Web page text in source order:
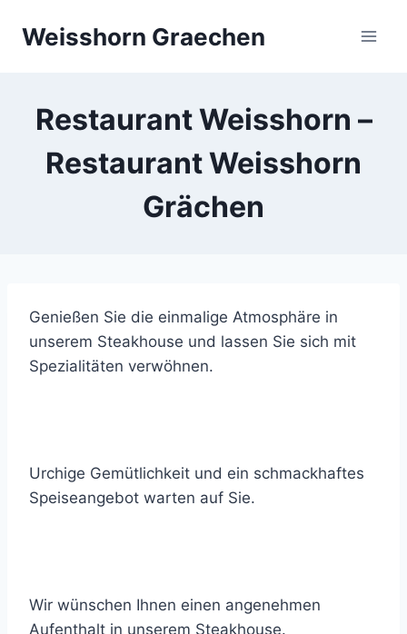
Weisshorn Graechen
Restaurant Weisshorn –
Restaurant Weisshorn
Grächen
Genießen Sie die einmalige Atmosphäre in
unserem Steakhouse und lassen Sie sich mit
Spezialitäten verwöhnen.
Urchige Gemütlichkeit und ein schmackhaftes
Speiseangebot warten auf Sie.
Wir wünschen Ihnen einen angenehmen
Aufenthalt in unserem Steakhouse.